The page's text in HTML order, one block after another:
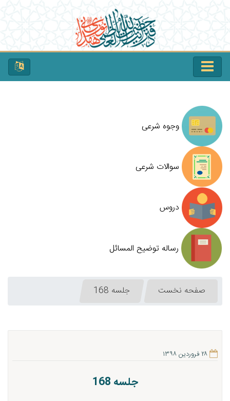
وجوه شرعی
سوالات شرعی
دروس
رساله توضیح المسائل
صفحه نخست جلسه 168
۲۸ فروردین ۱۳۹۸
جلسه 168